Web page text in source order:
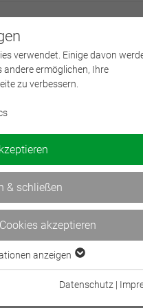
verwendet. Einige davon
ermöglichen, Ihre
zu verbessern.
& schließen
akzeptieren
Funktionen der
anzeigen
Datenschutz |